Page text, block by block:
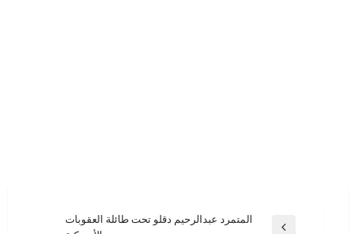
المتمرد عبدالرحيم دقلو تحت طائلة العقوبات